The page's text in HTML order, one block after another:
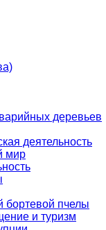
деревьев
деятельность
мир
бортевой пчелы
и туризм